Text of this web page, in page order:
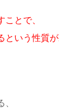
とで、
いう性質が